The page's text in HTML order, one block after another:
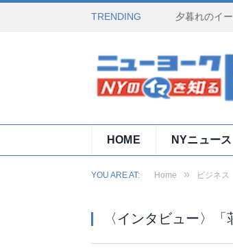
TRENDING
HOME NYニュース
YOU ARE AT: Home » ビジネス
〈インタビュー〉